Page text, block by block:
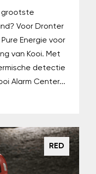
grootste
Voor Dronter
Energie voor
van Kooi. Met
detectie
Alarm Center...
RED